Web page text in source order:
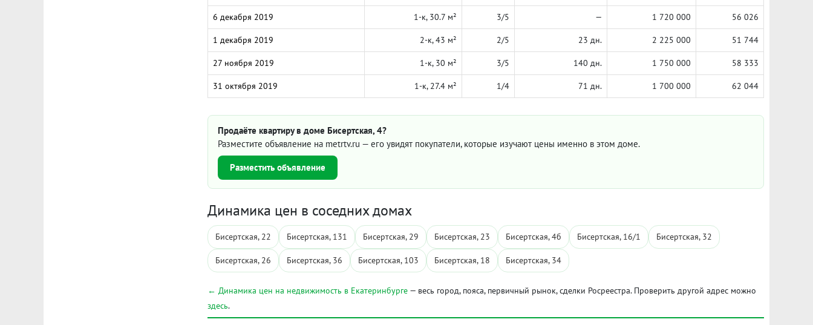
6 декабря 2019 1-к, 30.7 м² 3/5 — 1 720 000 56 026
1 декабря 2019 2-к, 43 м² 2/5 23 дн. 2 225 000 51 744
27 ноября 2019 1-к, 30 м² 3/5 140 дн. 1 750 000 58 333
31 октября 2019 1-к, 27.4 м² 1/4 71 дн. 1 700 000 62 044
Продаёте квартиру в доме Бисертская, 4?
Разместите объявление на metrtv.ru — его увидят покупатели, которые изучают цены именно в этом доме.
Разместить объявление
Динамика цен в соседних домах
Бисертская, 22 Бисертская, 131 Бисертская, 29 Бисертская, 23 Бисертская, 4б Бисертская, 16/1 Бисертская, 32
Бисертская, 26 Бисертская, 36 Бисертская, 103 Бисертская, 18 Бисертская, 34
← Динамика цен на недвижимость в Екатеринбурге — весь город, пояса, первичный рынок, сделки Росреестра. Проверить другой адрес можно
здесь.